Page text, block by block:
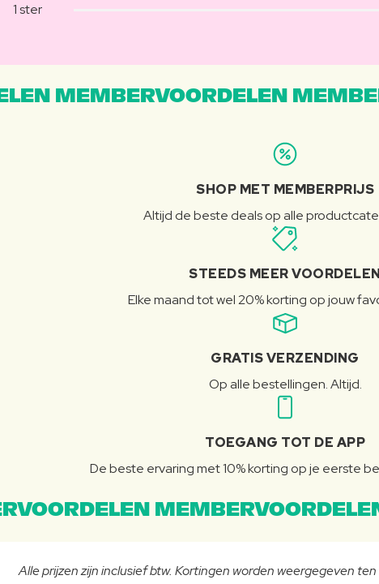
1 ster
MEMBERVOORDELEN
SHOP MET MEMBERPRIJS
Altijd de beste deals op alle
STEEDS MEER VOORDELEN
Elke maand tot wel 20% korting op jouw
GRATIS VERZENDING
Op alle bestellingen. Altijd.
TOEGANG TOT DE APP
De beste ervaring met 10% korting op je eerste
Alle prijzen zijn inclusief btw. Kortingen worden weergegeven